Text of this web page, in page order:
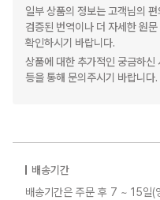
일부 상품의 정보는 고객님의
검증된 번역이나 더 자세한 원
확인하시기 바랍니다.
상품에 대한 추가적인 궁금하
등을 통해 문의주시기 바랍니다.
배송기간
배송기간은 주문 후 7 ~ 15일(